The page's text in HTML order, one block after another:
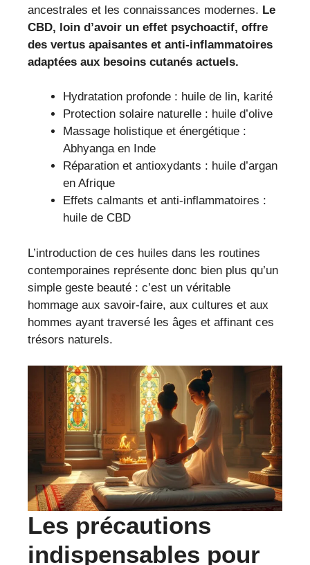
ancestrales et les connaissances modernes. Le
CBD, loin d’avoir un effet psychoactif, offre
des vertus apaisantes et anti-inflammatoires
adaptées aux besoins cutanés actuels.
Hydratation profonde : huile de lin, karité
Protection solaire naturelle : huile d’olive
Massage holistique et énergétique :
Abhyanga en Inde
Réparation et antioxydants : huile d’argan
en Afrique
Effets calmants et anti-inflammatoires :
huile de CBD
L’introduction de ces huiles dans les routines
contemporaines représente donc bien plus qu’un
simple geste beauté : c’est un véritable
hommage aux savoir-faire, aux cultures et aux
hommes ayant traversé les âges et affinant ces
trésors naturels.
Les précautions
indispensables pour